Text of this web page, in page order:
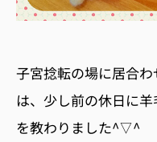
子宮捻転の場に居合
は、少し前の休日に
を教わりました^▽^